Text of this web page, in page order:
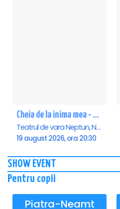
Cheia de la inima mea - Neptun
Teatrul de vara Neptun, Neptun
19 august 2026, ora 20:30
SHOW EVENT
Pentru copii
Piatra-Neamt